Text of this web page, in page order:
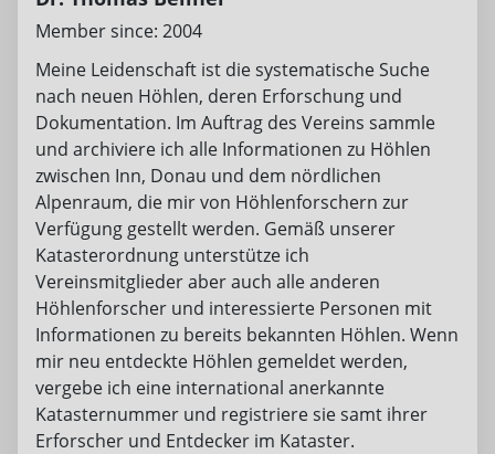
Member since: 2004
Meine Leidenschaft ist die systematische Suche
nach neuen Höhlen, deren Erforschung und
Dokumentation. Im Auftrag des Vereins sammle
und archiviere ich alle Informationen zu Höhlen
zwischen Inn, Donau und dem nördlichen
Alpenraum, die mir von Höhlenforschern zur
Verfügung gestellt werden. Gemäß unserer
Katasterordnung unterstütze ich
Vereinsmitglieder aber auch alle anderen
Höhlenforscher und interessierte Personen mit
Informationen zu bereits bekannten Höhlen. Wenn
mir neu entdeckte Höhlen gemeldet werden,
vergebe ich eine international anerkannte
Katasternummer und registriere sie samt ihrer
Erforscher und Entdecker im Kataster.